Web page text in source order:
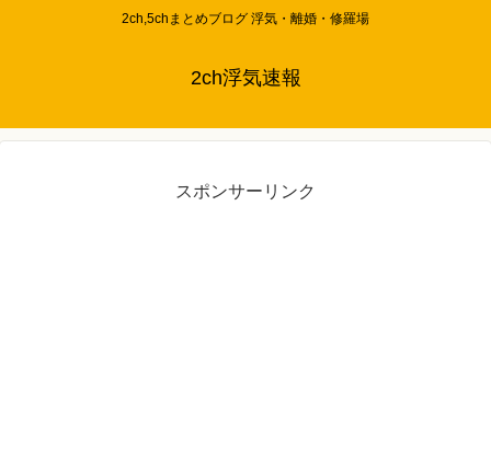
2ch,5chまとめブログ 浮気・離婚・修羅場
2ch浮気速報
スポンサーリンク